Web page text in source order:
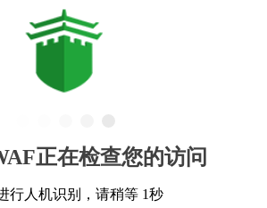
正在检查您的访问
行人机识别，请稍等 1秒